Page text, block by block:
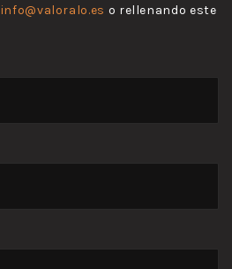
info@valoralo.es o rellenando este